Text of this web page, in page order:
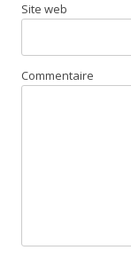
Site web
Commentaire